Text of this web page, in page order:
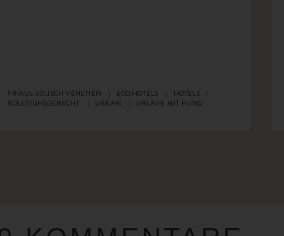
FRIAUL-JULISCH VENETIEN ECO HOTELS
HOTELS
ROLLSTUHLGERECHT
URBAN URLAUB MIT HUND